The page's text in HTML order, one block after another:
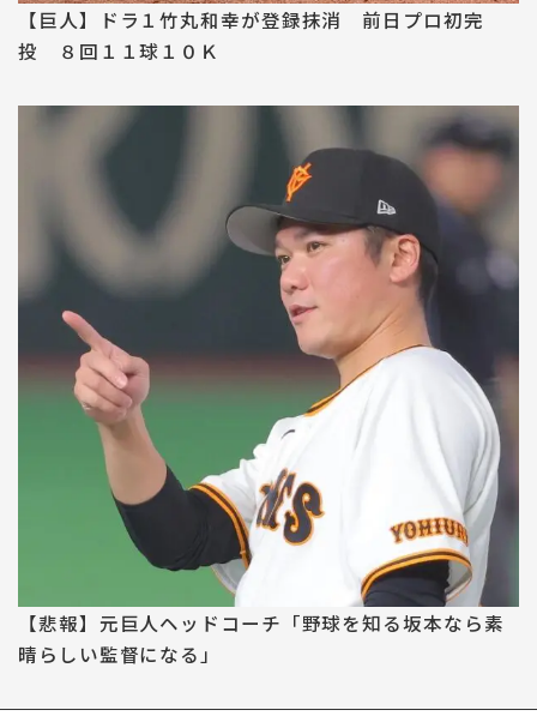
【巨人】ドラ１竹丸和幸が登録抹消 前日プロ初完
投 ８回１１球１０Ｋ
【悲報】元巨人ヘッドコーチ「野球を知る坂本なら素
晴らしい監督になる」